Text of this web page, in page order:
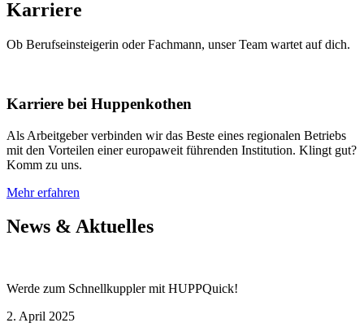
Karriere
Ob Berufseinsteigerin oder Fachmann, unser Team wartet auf dich.
Karriere bei Huppenkothen
Als Arbeitgeber verbinden wir das Beste eines regionalen Betriebs
mit den Vorteilen einer europaweit führenden Institution. Klingt gut?
Komm zu uns.
Mehr erfahren
News & Aktuelles
Werde zum Schnellkuppler mit HUPPQuick!
2. April 2025